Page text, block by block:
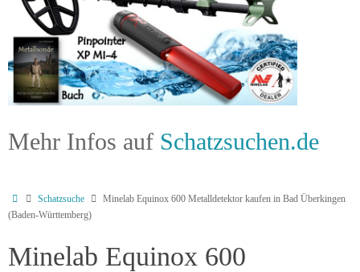
Mehr Infos auf Schatzsuchen.de
Schatzsuche
Minelab Equinox 600 Metalldetektor kaufen in Bad Überkingen
(Baden-Württemberg)
Minelab Equinox 600